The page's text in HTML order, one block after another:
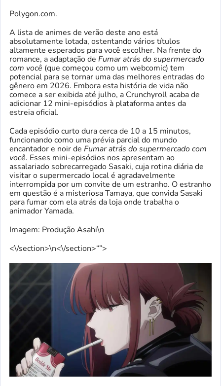
Polygon.com.
A lista de animes de verão deste ano está
absolutamente lotada, ostentando vários títulos
altamente esperados para você escolher. Na frente do
romance, a adaptação de Fumar atrás do supermercado
com você (que começou como um webcomic) tem
potencial para se tornar uma das melhores entradas do
gênero em 2026. Embora esta história de vida não
comece a ser exibida até julho, a Crunchyroll acaba de
adicionar 12 mini-episódios à plataforma antes da
estreia oficial.
Cada episódio curto dura cerca de 10 a 15 minutos,
funcionando como uma prévia parcial do mundo
encantador e noir de Fumar atrás do supermercado com
você. Esses mini-episódios nos apresentam ao
assalariado sobrecarregado Sasaki, cuja rotina diária de
visitar o supermercado local é agradavelmente
interrompida por um convite de um estranho. O estranho
em questão é a misteriosa Tamaya, que convida Sasaki
para fumar com ela atrás da loja onde trabalha o
animador Yamada.
Imagem: Produção Asahi\n
<\/section>\n<\/section>“”>